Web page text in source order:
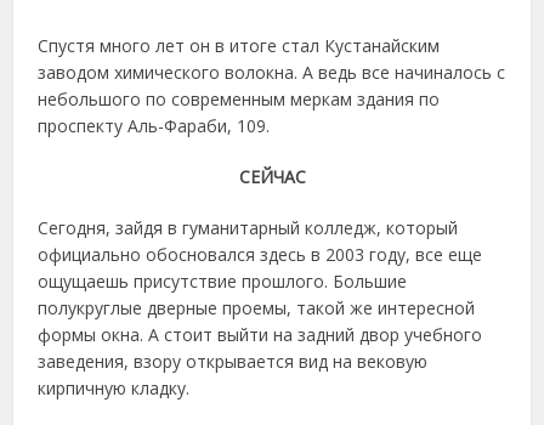
Спустя много лет он в итоге стал Кустанайским
заводом химического волокна. А ведь все начиналось с
небольшого по современным меркам здания по
проспекту Аль-Фараби, 109.
СЕЙЧАС
Сегодня, зайдя в гуманитарный колледж, который
официально обосновался здесь в 2003 году, все еще
ощущаешь присутствие прошлого. Большие
полукруглые дверные проемы, такой же интересной
формы окна. А стоит выйти на задний двор учебного
заведения, взору открывается вид на вековую
кирпичную кладку.